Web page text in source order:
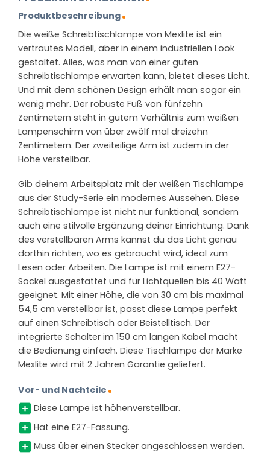
Produktbeschreibung
Die weiße Schreibtischlampe von Mexlite ist ein
vertrautes Modell, aber in einem industriellen Look
gestaltet. Alles, was man von einer guten
Schreibtischlampe erwarten kann, bietet dieses Licht.
Und mit dem schönen Design erhält man sogar ein
wenig mehr. Der robuste Fuß von fünfzehn
Zentimetern steht in gutem Verhältnis zum weißen
Lampenschirm von über zwölf mal dreizehn
Zentimetern. Der zweiteilige Arm ist zudem in der
Höhe verstellbar.
Gib deinem Arbeitsplatz mit der weißen Tischlampe
aus der Study-Serie ein modernes Aussehen. Diese
Schreibtischlampe ist nicht nur funktional, sondern
auch eine stilvolle Ergänzung deiner Einrichtung. Dank
des verstellbaren Arms kannst du das Licht genau
dorthin richten, wo es gebraucht wird, ideal zum
Lesen oder Arbeiten. Die Lampe ist mit einem E27-
Sockel ausgestattet und für Lichtquellen bis 40 Watt
geeignet. Mit einer Höhe, die von 30 cm bis maximal
54,5 cm verstellbar ist, passt diese Lampe perfekt
auf einen Schreibtisch oder Beistelltisch. Der
integrierte Schalter im 150 cm langen Kabel macht
die Bedienung einfach. Diese Tischlampe der Marke
Mexlite wird mit 2 Jahren Garantie geliefert.
Vor- und Nachteile
Diese Lampe ist höhenverstellbar.
Hat eine E27-Fassung.
Muss über einen Stecker angeschlossen werden.